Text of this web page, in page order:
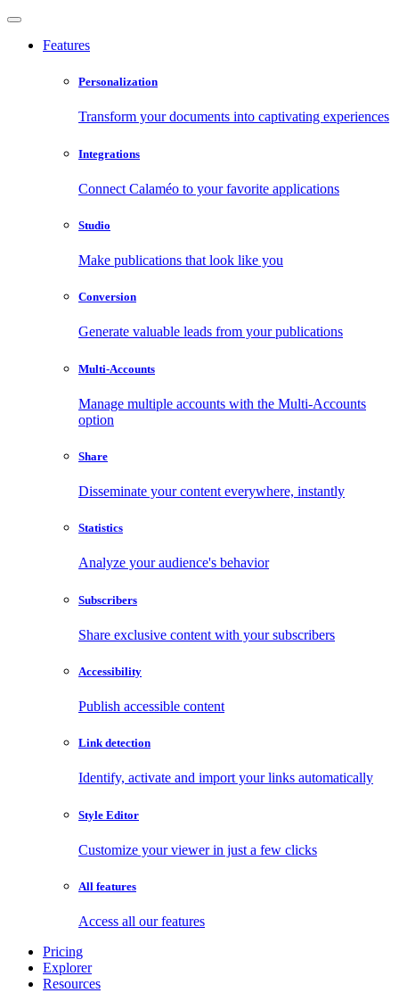
Features
Personalization
Transform your documents into captivating experiences
Integrations
Connect Calaméo to your favorite applications
Studio
Make publications that look like you
Conversion
Generate valuable leads from your publications
Multi-Accounts
Manage multiple accounts with the Multi-Accounts
option
Share
Disseminate your content everywhere, instantly
Statistics
Analyze your audience's behavior
Subscribers
Share exclusive content with your subscribers
Accessibility
Publish accessible content
Link detection
Identify, activate and import your links automatically
Style Editor
Customize your viewer in just a few clicks
All features
Access all our features
Pricing
Explorer
Resources